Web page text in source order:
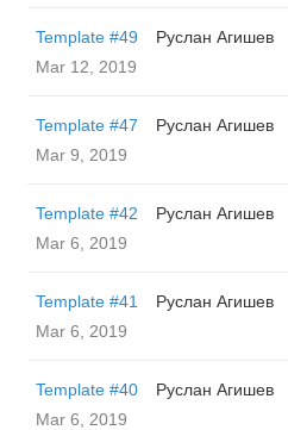
Template #49
Руслан Агишев
Mar 12, 2019
Template #47
Руслан Агишев
Mar 9, 2019
Template #42
Руслан Агишев
Mar 6, 2019
Template #41
Руслан Агишев
Mar 6, 2019
Template #40
Руслан Агишев
Mar 6, 2019